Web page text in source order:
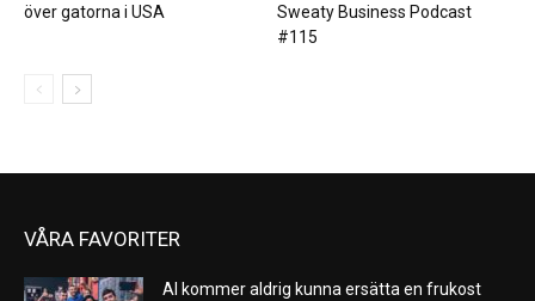
över gatorna i USA
Sweaty Business Podcast
#115
VÅRA FAVORITER
AI kommer aldrig kunna ersätta en frukost